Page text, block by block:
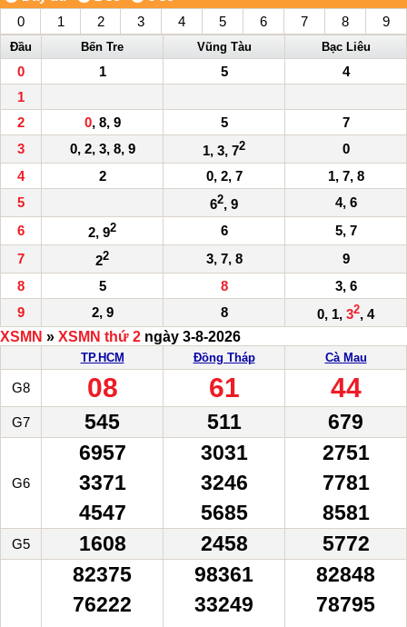
0 1 2 3 4 5 6 7 8 9
Đầu Bến Tre Vũng Tàu Bạc Liêu
0 1 5
4
1
2
0, 8, 9 5
7
3
0, 2, 3, 8, 9 1, 3, 72
0
4
2 0, 2, 7
1, 7, 8
5
62, 9
4, 6
6
2, 92 6
5, 7
7
22 3, 7, 8
9
8
5 8
3, 6
9
2, 9 8 0, 1, 32, 4
XSMN » XSMN thứ 2 ngày 3-8-2026
TP.HCM Đồng Tháp Cà Mau
G8 08 61 44
G7 545 511 679
G6
6957
3371
4547
3031
3246
5685
2751
7781
8581
G5 1608 2458
5772
82375
76222
98361
33249
82848
78795